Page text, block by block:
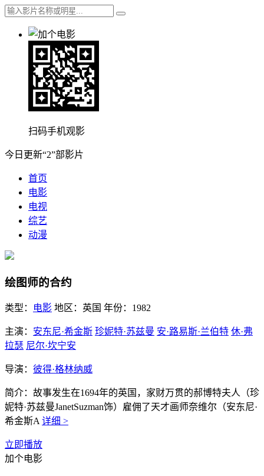
扫码手机观影
今日更新“2”部影片
首页
电影
电视
综艺
动漫
绘图师的合约
类型： 电影 地区： 英国 年份： 1982
主演： 安东尼·希金斯 珍妮特·苏兹曼 安·路易斯·兰伯特 休·弗
拉瑟 尼尔·坎宁安
导演： 彼得·格林纳威
简介： 故事发生在1694年的英国，家财万贯的郝博特夫人（珍
妮特·苏兹曼JanetSuzman饰）雇佣了天才画师奈维尔（安东尼·
希金斯A详细 >
立即播放
加个电影